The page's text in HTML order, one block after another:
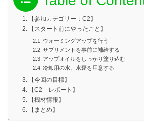
【参加カテゴリー：C2】
【スタート前にやったこと】
ウォーミングアップを行う
サプリメントを事前に補給する
アップオイルをしっかり塗り込む
冷却用の水、氷嚢を用意する
【今回の目標】
【C2 レポート】
【機材情報】
【まとめ】